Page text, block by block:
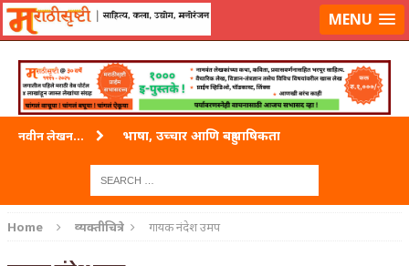
लॉग-इन करा|लेखक नोंदणी कराMENU
नवीन लेखन... भाषा, उच्चार आणि बहुभाषिकता
ताम्र – एक अफलातून धातू (COPPER)
Home व्यक्तीचित्रे गायक नंदेश उमप